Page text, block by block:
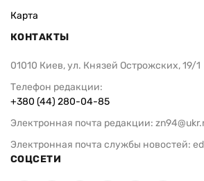
Карта
КОНТАКТЫ
01010 Киев, ул. Князей Острожских, 19/1
Телефон редакции:
+380 (44) 280-04-85
Электронная почта редакции:
Электронная почта службы новостей:
СОЦСЕТИ